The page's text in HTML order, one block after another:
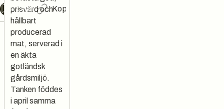
Chat Kopiera länk
prisvärd och
hållbart
producerad
mat, serverad i
en äkta
gotländsk
gårdsmiljö.
Tanken föddes
i april samma